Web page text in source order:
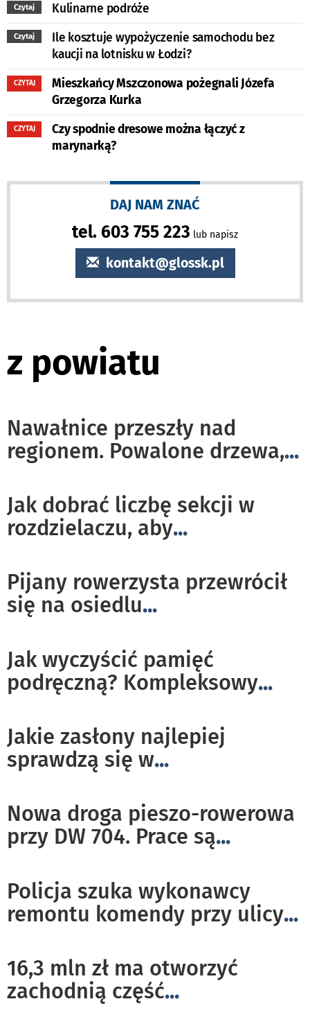
Czytaj Kulinarne podróże
Czytaj
Ile kosztuje wypożyczenie samochodu bez
kaucji na lotnisku w Łodzi?
CZYTAJ
Mieszkańcy Mszczonowa pożegnali Józefa
Grzegorza Kurka
CZYTAJ
Czy spodnie dresowe można łączyć z
marynarką?
DAJ NAM ZNAĆ
tel. 603 755 223 lub napisz
kontakt@glossk.pl
z powiatu
Nawałnice przeszły nad
regionem. Powalone drzewa,...
Jak dobrać liczbę sekcji w
rozdzielaczu, aby...
Pijany rowerzysta przewrócił
się na osiedlu...
Jak wyczyścić pamięć
podręczną? Kompleksowy...
Jakie zasłony najlepiej
sprawdzą się w...
Nowa droga pieszo-rowerowa
przy DW 704. Prace są...
Policja szuka wykonawcy
remontu komendy przy ulicy...
16,3 mln zł ma otworzyć
zachodnią część...